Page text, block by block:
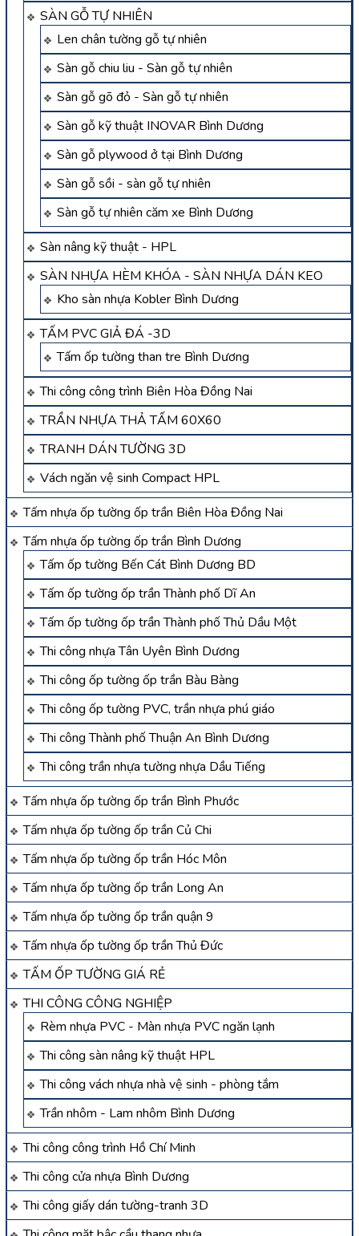
SÀN GỖ TỰ NHIÊN
Len chân tường gỗ tự nhiên
Sàn gỗ chiu liu - Sàn gỗ tự nhiên
Sàn gỗ gõ đỏ - Sàn gỗ tự nhiên
Sàn gỗ kỹ thuật INOVAR Bình Dương
Sàn gỗ plywood ở tại Bình Dương
Sàn gỗ sồi - sàn gỗ tự nhiên
Sàn gỗ tự nhiên căm xe Bình Dương
Sàn nâng kỹ thuật - HPL
SÀN NHỰA HÈM KHÓA - SÀN NHỰA DÁN KEO
Kho sàn nhựa Kobler Bình Dương
TẤM PVC GIẢ ĐÁ -3D
Tấm ốp tường than tre Bình Dương
Thi công công trình Biên Hòa Đồng Nai
TRẦN NHỰA THẢ TẤM 60X60
TRANH DÁN TƯỜNG 3D
Vách ngăn vệ sinh Compact HPL
Tấm nhựa ốp tường ốp trần Biên Hòa Đồng Nai
Tấm nhựa ốp tường ốp trần Bình Dương
Tấm ốp tường Bến Cát Bình Dương BD
Tấm ốp tường ốp trần Thành phố Dĩ An
Tấm ốp tường ốp trần Thành phố Thủ Dầu Một
Thi công nhựa Tân Uyên Bình Dương
Thi công ốp tường ốp trần Bàu Bàng
Thi công ốp tường PVC, trần nhựa phú giáo
Thi công Thành phố Thuận An Bình Dương
Thi công trần nhựa tường nhựa Dầu Tiếng
Tấm nhựa ốp tường ốp trần Bình Phước
Tấm nhựa ốp tường ốp trần Củ Chi
Tấm nhựa ốp tường ốp trần Hóc Môn
Tấm nhựa ốp tường ốp trần Long An
Tấm nhựa ốp tường ốp trần quận 9
Tấm nhựa ốp tường ốp trần Thủ Đức
TẤM ỐP TƯỜNG GIÁ RẺ
THI CÔNG CÔNG NGHIỆP
Rèm nhựa PVC - Màn nhựa PVC ngăn lạnh
Thi công sàn nâng kỹ thuật HPL
Thi công vách nhựa nhà vệ sinh - phòng tắm
Trần nhôm - Lam nhôm Bình Dương
Thi công công trình Hồ Chí Minh
Thi công cửa nhựa Bình Dương
Thi công giấy dán tường-tranh 3D